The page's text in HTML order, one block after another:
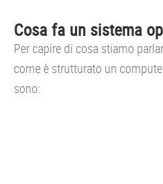
Cosa fa un sistema
Per capire di cosa stiamo
come è strutturato un
sono: